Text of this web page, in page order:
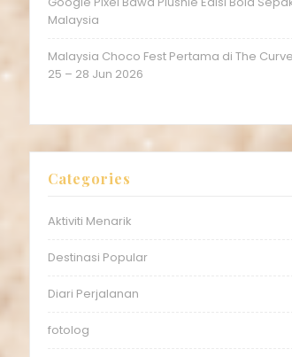
Malaysia
Malaysia Choco Fest Pertama di The
25 – 28 Jun 2026
Categories
Aktiviti Menarik
Destinasi Popular
Diari Perjalanan
fotolog